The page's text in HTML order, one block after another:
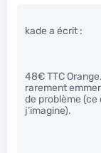
kade a écrit :
48€ TTC
rarement
de problème (ce
j’imagine).